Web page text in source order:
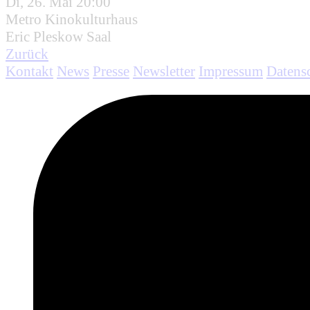
Metro Kinokulturhaus
Eric Pleskow Saal
Zurück
Kontakt News Presse Newsletter Impressum